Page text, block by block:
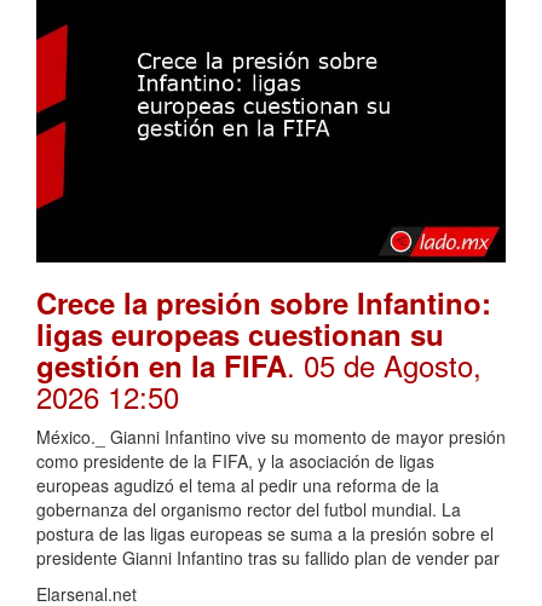
Crece la presión sobre Infantino:
ligas europeas cuestionan su
gestión en la FIFA. 05 de Agosto,
2026 12:50
México._ Gianni Infantino vive su momento de mayor presión
como presidente de la FIFA, y la asociación de ligas
europeas agudizó el tema al pedir una reforma de la
gobernanza del organismo rector del futbol mundial. La
postura de las ligas europeas se suma a la presión sobre el
presidente Gianni Infantino tras su fallido plan de vender par
Elarsenal.net